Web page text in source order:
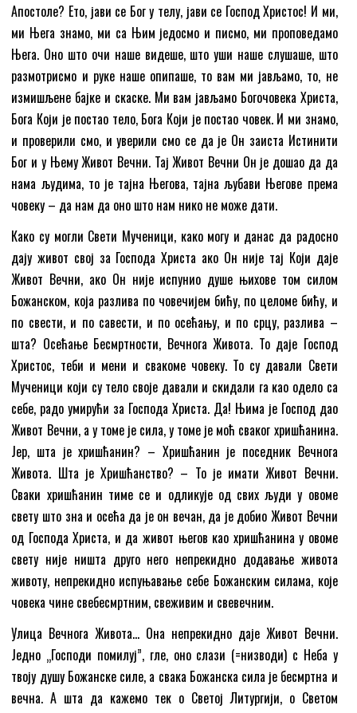
Апостоле? Ето, јави се Бог у телу, јави се Господ Христос! И ми,
ми Њега знамо, ми са Њим једосмо и писмо, ми проповедамо
Њега. Оно што очи наше видеше, што уши наше слушаше, што
размотрисмо и руке наше опипаше, то вам ми јављамо, то, не
измишљене бајке и скаске. Ми вам јављамо Богочовека Христа,
Бога Који је постао тело, Бога Који је постао човек. И ми знамо,
и проверили смо, и уверили смо се да је Он заиста Истинити
Бог и у Њему Живот Вечни. Тај Живот Вечни Он је дошао да да
нама људима, то је тајна Његова, тајна љубави Његове према
човеку – да нам да оно што нам нико не може дати.
Како су могли Свети Мученици, како могу и данас да радосно
дају живот свој за Господа Христа ако Он није тај Који даје
Живот Вечни, ако Он није испунио душе њихове том силом
Божанском, која разлива по човечијем бићу, по целоме бићу, и
по свести, и по савести, и по осећању, и по срцу, разлива –
шта? Осећање Бесмртности, Вечнога Живота. То даје Господ
Христос, теби и мени и свакоме човеку. То су давали Свети
Мученици који су тело своје давали и скидали га као одело са
себе, радо умирући за Господа Христа. Да! Њима је Господ дао
Живот Вечни, а у томе је сила, у томе је моћ сваког хришћанина.
Јер, шта је хришћанин? – Хришћанин је поседник Вечнога
Живота. Шта је Хришћанство? – То је имати Живот Вечни.
Сваки хришћанин тиме се и одликује од свих људи у овоме
свету што зна и осећа да је он вечан, да је добио Живот Вечни
од Господа Христа, и да живот његов као хришћанина у овоме
свету није ништа друго него непрекидно додавање живота
животу, непрекидно испуњавање себе Божанским силама, које
човека чине свебесмртним, свеживим и свевечним.
Улица Вечнога Живота… Она непрекидно даје Живот Вечни.
Једно „Господи помилуј”, гле, оно слази (=низводи) с Неба у
твоју душу Божанске силе, а свака Божанска сила је бесмртна и
вечна. А шта да кажемо тек о Светој Литургији, о Светом